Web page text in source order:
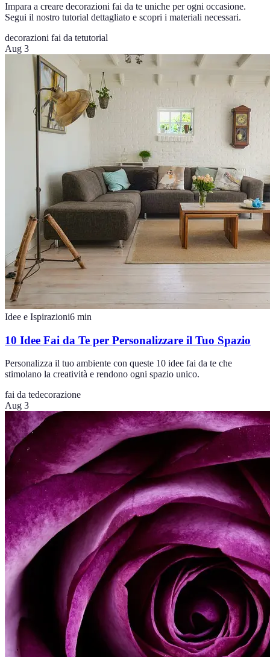
Impara a creare decorazioni fai da te uniche per ogni occasione.
Segui il nostro tutorial dettagliato e scopri i materiali necessari.
decorazioni fai da tetutorial
Aug 3
Idee e Ispirazioni6 min
10 Idee Fai da Te per Personalizzare il Tuo Spazio
Personalizza il tuo ambiente con queste 10 idee fai da te che
stimolano la creatività e rendono ogni spazio unico.
fai da tedecorazione
Aug 3